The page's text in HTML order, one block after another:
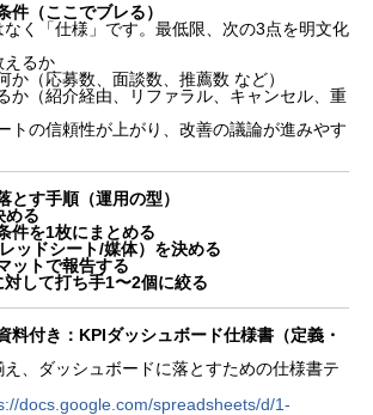
件（ここでブレる）
く「仕様」です。最低限、次の3点を明文化
えるか
か（応募数、面談数、推薦数 など）
か（紹介経由、リファラル、キャンセル、重
トの信頼性が上がり、改善の議論が進みやす
とす手順（運用の型）
める
件を1枚にまとめる
ッドシート/媒体）を決める
ットで報告する
して打ち手1〜2個に絞る
料付き：KPIダッシュボード仕様書（定義・
、ダッシュボードに落とすための仕様書テ
docs.google.com/spreadsheets/d/1-